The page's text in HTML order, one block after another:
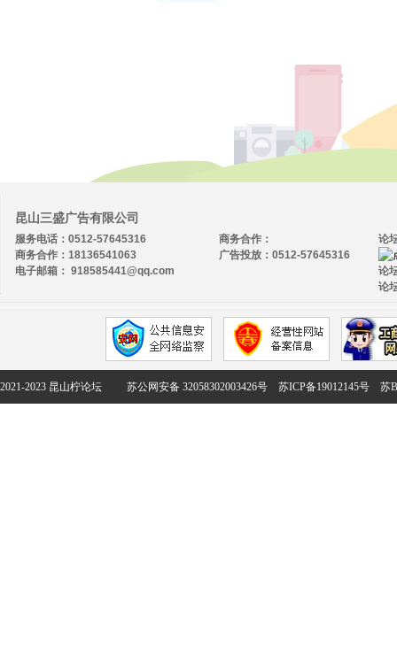
昆山三盛广告有限公司
服务电话：0512-57645316
商务合作：18136541063
电子邮箱： 918585441@qq.com
论
论
论
商务合作：
广告投放：0512-57645316
2021-2023 昆山柠论坛 苏公网安备 32058302003426号 苏ICP备19012145号 苏